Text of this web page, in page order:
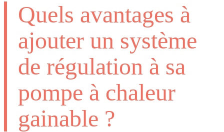
Quels avantages à
ajouter un système
de régulation à sa
pompe à chaleur
gainable ?